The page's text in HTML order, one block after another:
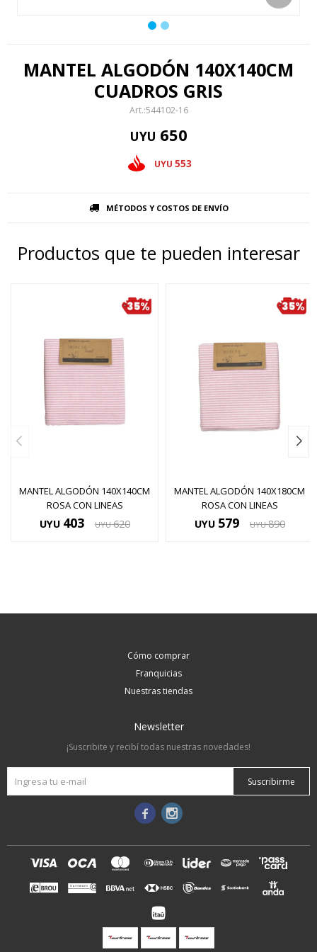
MANTEL ALGODÓN 140X140CM
CUADROS GRIS
544102-16
UYU 650
UYU 553
MÉTODOS Y COSTOS DE ENVÍO
Productos que te pueden interesar
MANTEL ALGODÓN 140X140CM
ROSA CON LINEAS
UYU 403 UYU 620
MANTEL ALGODÓN 140X180CM
ROSA CON LINEAS
UYU 579 UYU 890
Cómo comprar
Franquicias
Nuestras tiendas
Newsletter
¡Suscribite y recibí todas nuestras novedades!
Suscribirme
 